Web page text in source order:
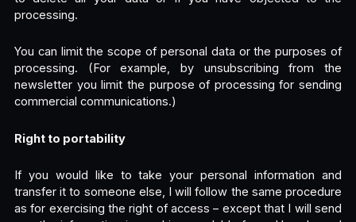
processing.
You can limit the scope of personal data or the purposes of
processing. (For example, by unsubscribing from the
newsletter you limit the purpose of processing for sending
commercial communications.)
Right to portability
If you would like to take your personal information and
transfer it to someone else, I will follow the same procedure
as for exercising the right of access – except that I will send